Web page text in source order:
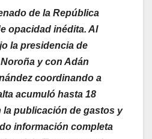
de la República
opacidad inédita. Al
la presidencia de
y con Adán
coordinando a
acumuló hasta 18
la publicación de gastos y
información completa